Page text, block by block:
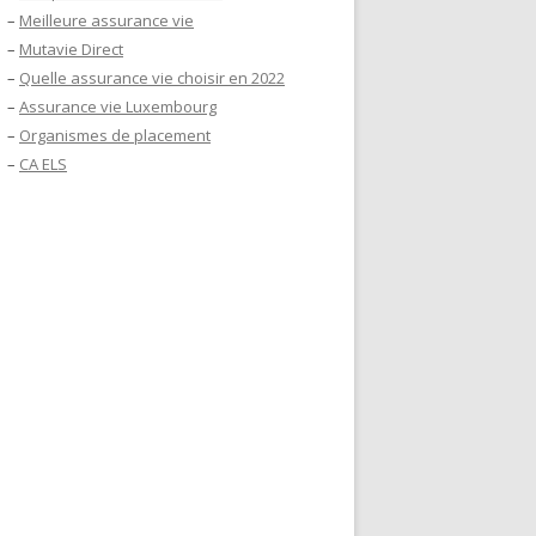
– Meilleure assurance vie
– Mutavie Direct
– Quelle assurance vie choisir en 2022
– Assurance vie Luxembourg
– Organismes de placement
– CA ELS